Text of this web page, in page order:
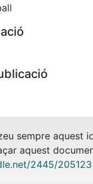
sempre aquest
aquest
2445/205123